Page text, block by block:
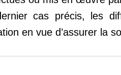
cas précis, les
en vue d’assurer la